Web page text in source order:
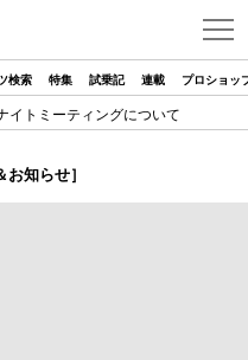
検索 特集 試乗記 連載 プロショッ
イトミーティングについて
お知らせ］